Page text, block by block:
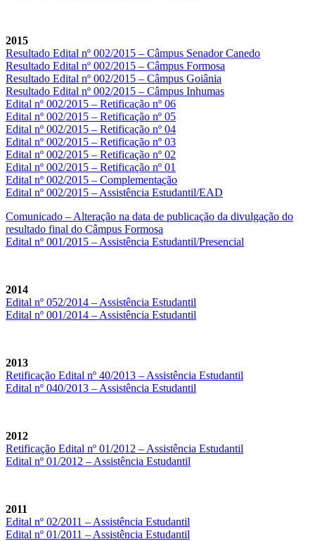
2015
Resultado Edital nº 002/2015 – Câmpus Senador Canedo
Resultado Edital nº 002/2015 – Câmpus Formosa
Resultado Edital nº 002/2015 – Câmpus Goiânia
Resultado Edital nº 002/2015 – Câmpus Inhumas
Edital nº 002/2015 – Retificação nº 06
Edital nº 002/2015 – Retificação nº 05
Edital nº 002/2015 – Retificação nº 04
Edital nº 002/2015 – Retificação nº 03
Edital nº 002/2015 – Retificação nº 02
Edital nº 002/2015 – Retificação nº 01
Edital nº 002/2015 – Complementação
Edital nº 002/2015 – Assistência Estudantil/EAD
Comunicado – Alteração na data de publicação da divulgação do
resultado final do Câmpus Formosa
Edital nº 001/2015 – Assistência Estudantil/Presencial
2014
Edital nº 052/2014 – Assistência Estudantil
Edital nº 001/2014 – Assistência Estudantil
2013
Retificação Edital nº 40/2013 – Assistência Estudantil
Edital nº 040/2013 – Assistência Estudantil
2012
Retificação Edital nº 01/2012 – Assistência Estudantil
Edital nº 01/2012 – Assistência Estudantil
2011
Edital nº 02/2011 – Assistência Estudantil
Edital nº 01/2011 – Assistência Estudantil